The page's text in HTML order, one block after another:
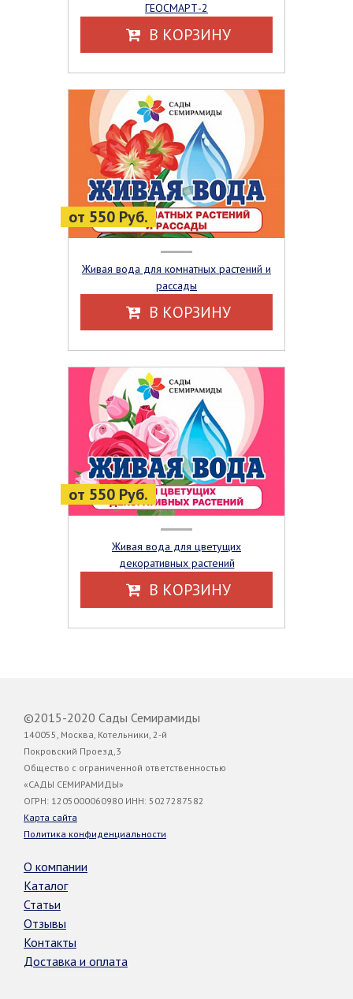
ГЕОСМАРТ-2
В КОРЗИНУ
от 550 Руб.
Живая вода для комнатных растений и
рассады
В КОРЗИНУ
от 550 Руб.
Живая вода для цветущих
декоративных растений
В КОРЗИНУ
©2015-2020 Сады Семирамиды
140055, Москва, Котельники, 2-й
Покровский Проезд,3
Общество с ограниченной ответственностью
«САДЫ СЕМИРАМИДЫ»
ОГРН: 1205000060980 ИНН: 5027287582
Карта сайта
Политика конфиденциальности
О компании
Каталог
Статьи
Отзывы
Контакты
Доставка и оплата